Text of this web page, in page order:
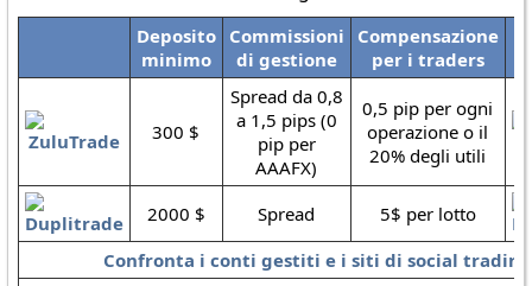
Deposito
minimo
Commissioni
di gestione
Compensazione
per i traders
300 $
Spread da 0,8
a 1,5 pips (0
pip per
AAAFX)
0,5 pip per ogni
operazione o il
20% degli utili
2000 $ Spread
5$ per lotto
Confronta i conti gestiti e i siti di social trading